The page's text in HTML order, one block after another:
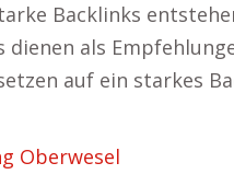
Backlinks
dienen als
auf ein starkes
Oberwesel